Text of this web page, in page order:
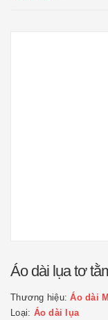
Áo dài lụa tơ
Thương hiệu:Áo dài
Loại: Áo dài lụa